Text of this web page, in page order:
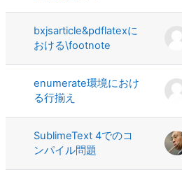
bxjsarticle&pdflatexに
おける\footnote
enumerate環境におけ
る行揃え
SublimeText 4でのコ
ンパイル問題